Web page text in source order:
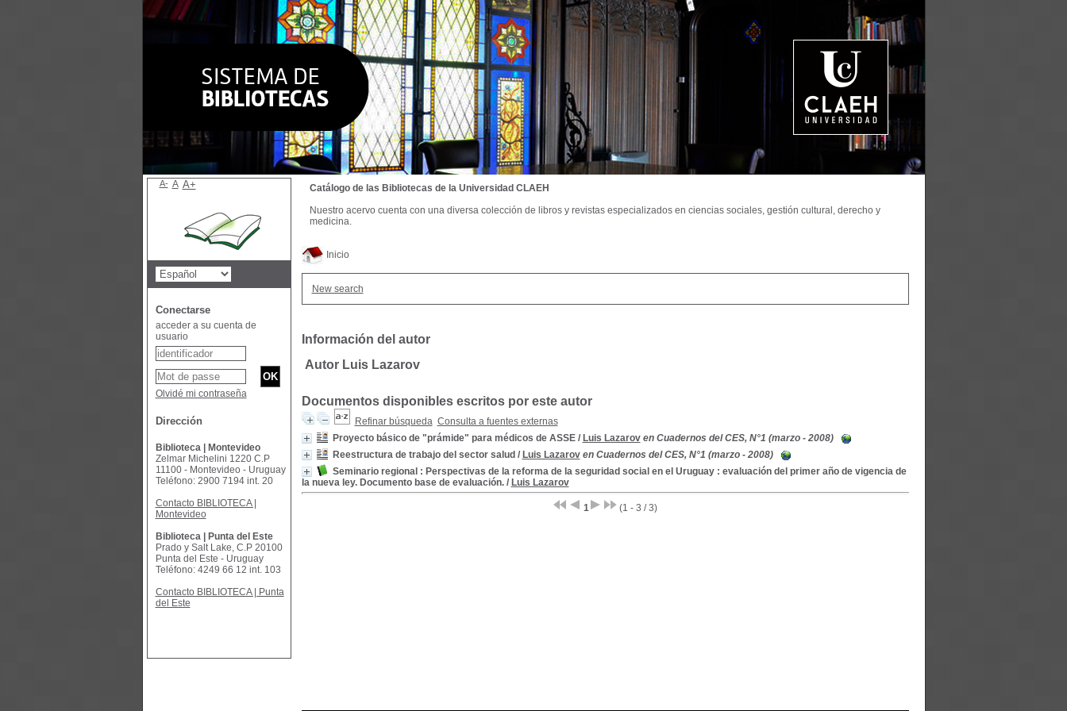
Inicio
New search
Información del autor
Autor Luis Lazarov
Documentos disponibles escritos por este autor
Refinar búsqueda Consulta a fuentes externas
Proyecto básico de "prámide" para médicos de ASSE/ Luis Lazarov en Cuadernos del CES, N°1 (marzo - 2008)
Reestructura de trabajo del sector salud / Luis Lazarov en Cuadernos del CES, N°1 (marzo - 2008)
Seminario regional : Perspectivas de la reforma de la seguridad social en el Uruguay : evaluación del primer año de vigencia de
la nueva ley. Documento base de evaluación./ Luis Lazarov
1 (1 - 3 / 3)
Catálogo de las Bibliotecas de la Universidad CLAEH
Nuestro acervo cuenta con una diversa colección de libros y revistas especializados en ciencias sociales, gestión cultural, derecho y
medicina.
A- A A+
Conectarse
acceder a su cuenta de
usuario
Olvidé mi contraseña
Dirección
Biblioteca | Montevideo
Zelmar Michelini 1220 C.P
11100 - Montevideo - Uruguay
Teléfono: 2900 7194 int. 20
Contacto BIBLIOTECA |
Montevideo
Biblioteca | Punta del Este
Prado y Salt Lake, C.P 20100
Punta del Este - Uruguay
Teléfono: 4249 66 12 int. 103
Contacto BIBLIOTECA | Punta
del Este